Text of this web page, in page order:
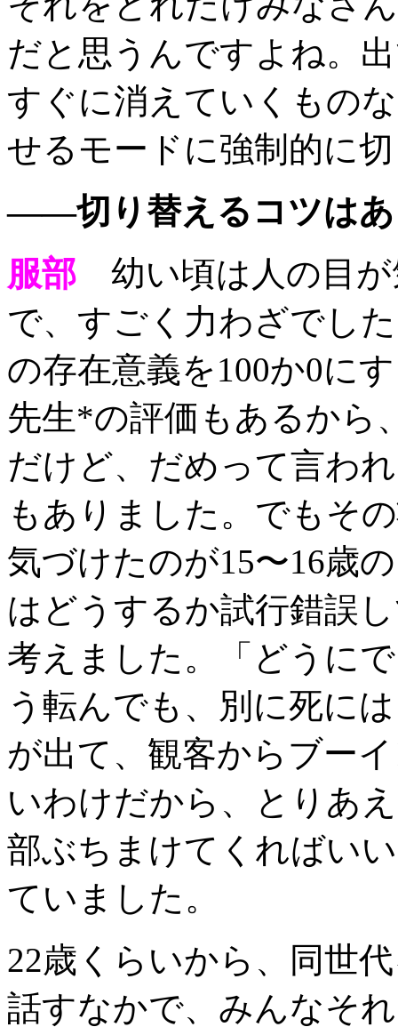
だと思うんですよね。
すぐに消えていくもの
せるモードに強制的に
——切り替えるコツはあ
服部
幼い頃は人の目
で、すごく力わざでし
の存在意義を100か0に
先生*の評価もあるから
だけど、だめって言わ
もありました。でもそ
気づけたのが15〜16歳
はどうするか試行錯誤
考えました。「どうに
う転んでも、別に死に
が出て、観客からブー
いわけだから、とりあ
部ぶちまけてくればい
ていました。
22歳くらいから、同世
話すなかで、みんなそ